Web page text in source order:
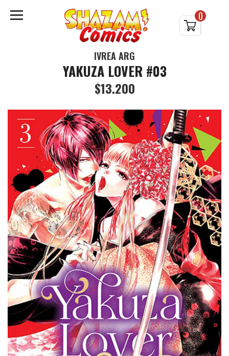
0
IVREA ARG
YAKUZA LOVER #03
$13.200